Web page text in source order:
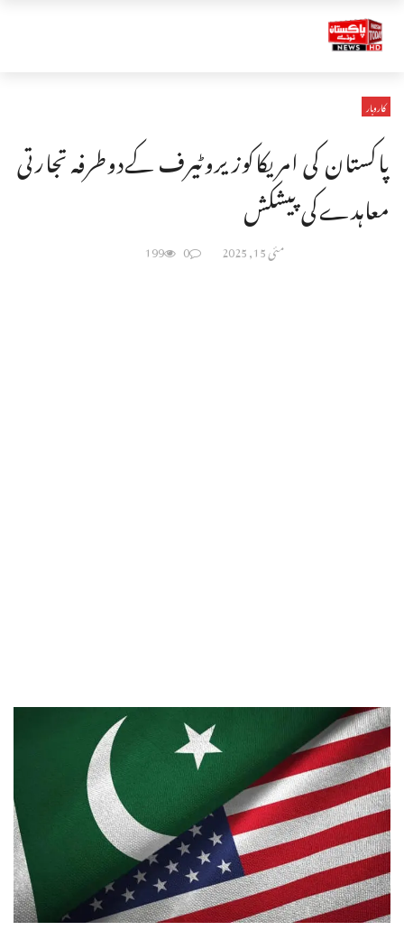
کاروبار
پاکستان کی امریکاکوزیروٹیرف کےدوطرفہ تجارتی
معاہدےکی پیشکش
مئی 15, 2025 0
199